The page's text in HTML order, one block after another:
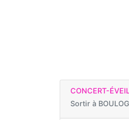
CONCERT-
Sortir à